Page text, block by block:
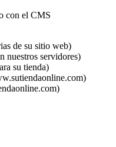
con el CMS
de su sitio web)
nuestros servidores)
su tienda)